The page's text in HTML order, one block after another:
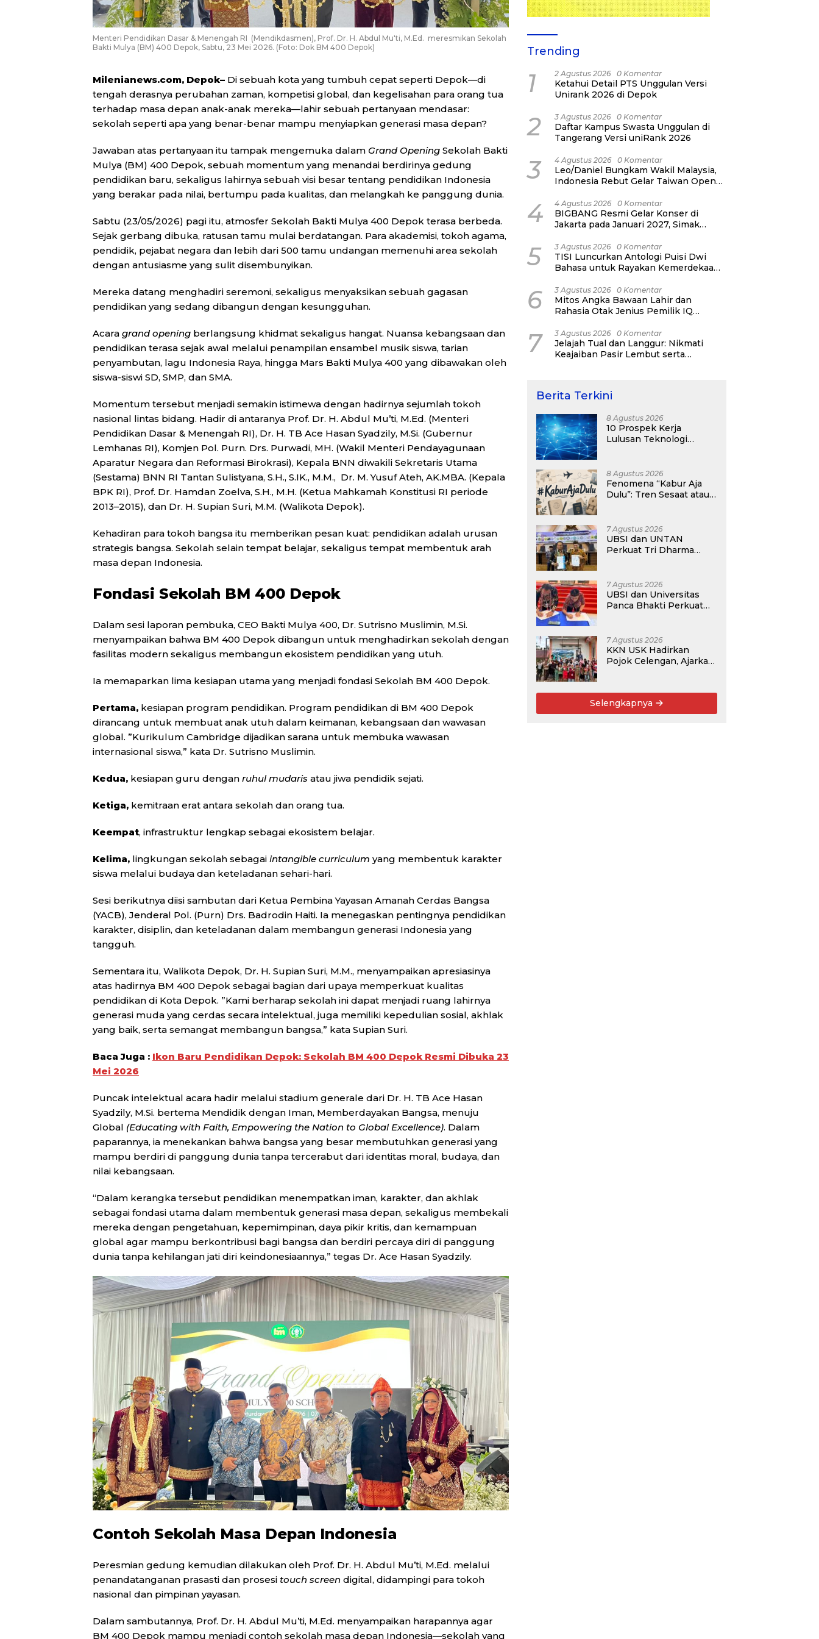
Menteri Pendidikan Dasar & Menengah RI (Mendikdasmen), Prof. Dr. H. Abdul Mu'ti, M.Ed. meresmikan Sekolah
Bakti Mulya (BM) 400 Depok, Sabtu, 23 Mei 2026. (Foto: Dok BM 400 Depok)
Milenianews.com, Depok– Di sebuah kota yang tumbuh cepat seperti Depok—di
tengah derasnya perubahan zaman, kompetisi global, dan kegelisahan para orang tua
terhadap masa depan anak-anak mereka—lahir sebuah pertanyaan mendasar:
sekolah seperti apa yang benar-benar mampu menyiapkan generasi masa depan?
Jawaban atas pertanyaan itu tampak mengemuka dalam Grand Opening Sekolah Bakti
Mulya (BM) 400 Depok, sebuah momentum yang menandai berdirinya gedung
pendidikan baru, sekaligus lahirnya sebuah visi besar tentang pendidikan Indonesia
yang berakar pada nilai, bertumpu pada kualitas, dan melangkah ke panggung dunia.
Sabtu (23/05/2026) pagi itu, atmosfer Sekolah Bakti Mulya 400 Depok terasa berbeda.
Sejak gerbang dibuka, ratusan tamu mulai berdatangan. Para akademisi, tokoh agama,
pendidik, pejabat negara dan lebih dari 500 tamu undangan memenuhi area sekolah
dengan antusiasme yang sulit disembunyikan.
Mereka datang menghadiri seremoni, sekaligus menyaksikan sebuah gagasan
pendidikan yang sedang dibangun dengan kesungguhan.
Acara grand opening berlangsung khidmat sekaligus hangat. Nuansa kebangsaan dan
pendidikan terasa sejak awal melalui penampilan ensambel musik siswa, tarian
penyambutan, lagu Indonesia Raya, hingga Mars Bakti Mulya 400 yang dibawakan oleh
siswa-siswi SD, SMP, dan SMA.
Momentum tersebut menjadi semakin istimewa dengan hadirnya sejumlah tokoh
nasional lintas bidang. Hadir di antaranya Prof. Dr. H. Abdul Mu’ti, M.Ed. (Menteri
Pendidikan Dasar & Menengah RI), Dr. H. TB Ace Hasan Syadzily, M.Si. (Gubernur
Lemhanas RI), Komjen Pol. Purn. Drs. Purwadi, MH. (Wakil Menteri Pendayagunaan
Aparatur Negara dan Reformasi Birokrasi), Kepala BNN diwakili Sekretaris Utama
(Sestama) BNN RI Tantan Sulistyana, S.H., S.IK., M.M., Dr. M. Yusuf Ateh, AK.MBA. (Kepala
BPK RI), Prof. Dr. Hamdan Zoelva, S.H., M.H. (Ketua Mahkamah Konstitusi RI periode
2013–2015), dan Dr. H. Supian Suri, M.M. (Walikota Depok).
Kehadiran para tokoh bangsa itu memberikan pesan kuat: pendidikan adalah urusan
strategis bangsa. Sekolah selain tempat belajar, sekaligus tempat membentuk arah
masa depan Indonesia.
Fondasi Sekolah BM 400 Depok
Dalam sesi laporan pembuka, CEO Bakti Mulya 400, Dr. Sutrisno Muslimin, M.Si.
menyampaikan bahwa BM 400 Depok dibangun untuk menghadirkan sekolah dengan
fasilitas modern sekaligus membangun ekosistem pendidikan yang utuh.
Ia memaparkan lima kesiapan utama yang menjadi fondasi Sekolah BM 400 Depok.
Pertama, kesiapan program pendidikan. Program pendidikan di BM 400 Depok
dirancang untuk membuat anak utuh dalam keimanan, kebangsaan dan wawasan
global. ”Kurikulum Cambridge dijadikan sarana untuk membuka wawasan
internasional siswa,” kata Dr. Sutrisno Muslimin.
Kedua, kesiapan guru dengan ruhul mudaris atau jiwa pendidik sejati.
Ketiga, kemitraan erat antara sekolah dan orang tua.
Keempat, infrastruktur lengkap sebagai ekosistem belajar.
Kelima, lingkungan sekolah sebagai intangible curriculum yang membentuk karakter
siswa melalui budaya dan keteladanan sehari-hari.
Sesi berikutnya diisi sambutan dari Ketua Pembina Yayasan Amanah Cerdas Bangsa
(YACB), Jenderal Pol. (Purn) Drs. Badrodin Haiti. Ia menegaskan pentingnya pendidikan
karakter, disiplin, dan keteladanan dalam membangun generasi Indonesia yang
tangguh.
Sementara itu, Walikota Depok, Dr. H. Supian Suri, M.M., menyampaikan apresiasinya
atas hadirnya BM 400 Depok sebagai bagian dari upaya memperkuat kualitas
pendidikan di Kota Depok. ”Kami berharap sekolah ini dapat menjadi ruang lahirnya
generasi muda yang cerdas secara intelektual, juga memiliki kepedulian sosial, akhlak
yang baik, serta semangat membangun bangsa,” kata Supian Suri.
Baca Juga : Ikon Baru Pendidikan Depok: Sekolah BM 400 Depok Resmi Dibuka 23
Mei 2026
Puncak intelektual acara hadir melalui stadium generale dari Dr. H. TB Ace Hasan
Syadzily, M.Si. bertema Mendidik dengan Iman, Memberdayakan Bangsa, menuju
Global (Educating with Faith, Empowering the Nation to Global Excellence). Dalam
paparannya, ia menekankan bahwa bangsa yang besar membutuhkan generasi yang
mampu berdiri di panggung dunia tanpa tercerabut dari identitas moral, budaya, dan
nilai kebangsaan.
“Dalam kerangka tersebut pendidikan menempatkan iman, karakter, dan akhlak
sebagai fondasi utama dalam membentuk generasi masa depan, sekaligus membekali
mereka dengan pengetahuan, kepemimpinan, daya pikir kritis, dan kemampuan
global agar mampu berkontribusi bagi bangsa dan berdiri percaya diri di panggung
dunia tanpa kehilangan jati diri keindonesiaannya,” tegas Dr. Ace Hasan Syadzily.
Contoh Sekolah Masa Depan Indonesia
Peresmian gedung kemudian dilakukan oleh Prof. Dr. H. Abdul Mu’ti, M.Ed. melalui
penandatanganan prasasti dan prosesi touch screen digital, didampingi para tokoh
nasional dan pimpinan yayasan.
Dalam sambutannya, Prof. Dr. H. Abdul Mu’ti, M.Ed. menyampaikan harapannya agar
BM 400 Depok mampu menjadi contoh sekolah masa depan Indonesia—sekolah yang
Trending
1 2 Agustus 2026 0 Komentar
Ketahui Detail PTS Unggulan Versi
Unirank 2026 di Depok
2 3 Agustus 2026 0 Komentar
Daftar Kampus Swasta Unggulan di
Tangerang Versi uniRank 2026
3 4 Agustus 2026 0 Komentar
Leo/Daniel Bungkam Wakil Malaysia,
Indonesia Rebut Gelar Taiwan Open
4 4 Agustus 2026 0 Komentar
BIGBANG Resmi Gelar Konser di
Jakarta pada Januari 2027, Simak
5 3 Agustus 2026 0 Komentar
TISI Luncurkan Antologi Puisi Dwi
Bahasa untuk Rayakan Kemerdekaan
6 3 Agustus 2026 0 Komentar
Mitos Angka Bawaan Lahir dan
Rahasia Otak Jenius Pemilik IQ
7 3 Agustus 2026 0 Komentar
Jelajah Tual dan Langgur: Nikmati
Keajaiban Pasir Lembut serta
Berita Terkini
8 Agustus 2026
10 Prospek Kerja
Lulusan Teknologi
Kompetitif di Era Digital
8 Agustus 2026
Fenomena “Kabur Aja
Dulu”: Tren Sesaat atau
Depan?
7 Agustus 2026
UBSI dan UNTAN
Perkuat Tri Dharma
7 Agustus 2026
UBSI dan Universitas
Panca Bhakti Perkuat
7 Agustus 2026
KKN USK Hadirkan
Pojok Celengan, Ajarkan
Selengkapnya